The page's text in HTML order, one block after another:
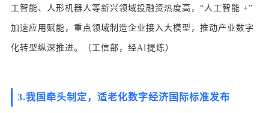
工智能、人形机器人等新兴领域投融资热度高，“人工智能 +”
加速应用赋能，重点领域制造企业接入大模型，推动产业数字
化转型纵深推进。（工信部，经AI提炼）
3.我国牵头制定，适老化数字经济国际标准发布